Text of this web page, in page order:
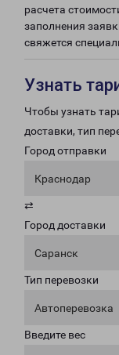
расчета
заполнения
свяжется
Узнать
Чтобы узнать
доставки, тип
Город отправки
Краснодар
⇄
Город доставки
Саранск
Тип перевозки
Автоперевозка
Введите вес